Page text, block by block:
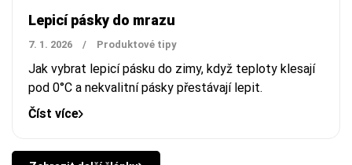
Lepicí pásky do mrazu
7. 1. 2026 / Produktové tipy
Jak vybrat lepicí pásku do zimy, když teploty klesají
pod 0°C a nekvalitní pásky přestávají lepit.
Číst více